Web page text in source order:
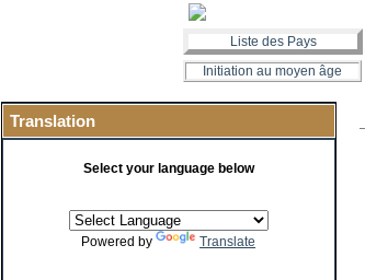
Liste des Pays
Initiation au moyen âge
Translation
Select your language below
Powered by Translate